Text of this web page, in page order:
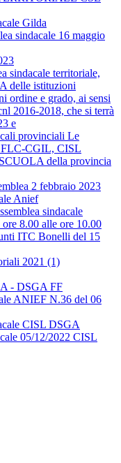
Gilda
sindacale 16 maggio
sindacale territoriale,
delle istituzioni
ordine e grado, ai sensi
2016-2018, che si terrà
e
provinciali Le
FLC-CGIL, CISL
della provincia
2 febbraio 2023
Anief
sindacale
8.00 alle ore 10.00
ITC Bonelli del 15
2021 (1)
- DSGA FF
ANIEF N.36 del 06
CISL DSGA
05/12/2022 CISL